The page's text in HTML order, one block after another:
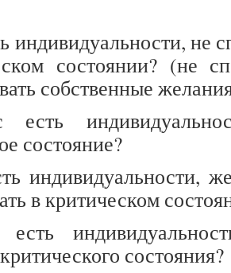
индивидуальности, не
состоянии? (не
собственные
состояние?
индивидуальности,
в критическом
состояния?